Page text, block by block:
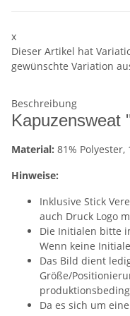
x
Dieser Artikel hat
gewünschte Variation
Beschreibung
Kapuzensweat
Material: 81% Polyester,
Hinweise:
Inklusive Stick
auch Druck Logo
Die Initialen bitte
Wenn keine
Das Bild dient
Größe/
Da es sich um